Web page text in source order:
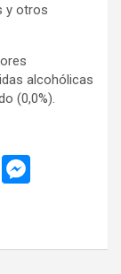
y otros
alcohólicas
(0,0%).
Y
n